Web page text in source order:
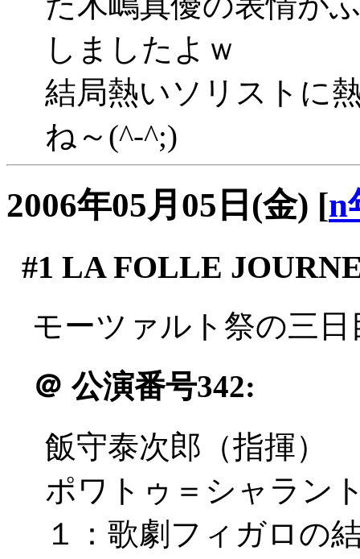
しましたよｗ
結局熱いソリストに
ね～(^-^;)
2006年05月05日(金) [n
#1 LA FOLLE
モーツァルト祭の三
＠ 公演番号342:
飯守泰次郎（指揮）
ポワトゥ＝シャラン
１：歌劇フィガロの